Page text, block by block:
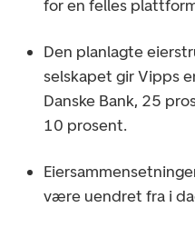
for en felles
Den planlagte
selskapet gir Vipps
Danske Bank, 25
10 prosent.
være uendret fra i